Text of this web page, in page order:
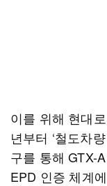
이를 위해 현대
년부터 ‘철도차
구를 통해 GTX-
EPD 인증 체계